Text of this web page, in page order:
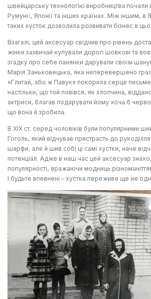
швейцарську технологію виробництва почали
Румунії, Японії та інших країнах. Між іншим, в
таких хусток дозволила розвивати бізнес в
Взагалі, цей аксесуар свідчив про рівень
жінки зазвичай купували дорогі шовкові та
згадку про себе панянки дарували своїм
Марія Заньковецька, яка неперевершено
«Глитай, або ж Павук» покорила серце
настільки, що той повівся, як хлопчина,
актриси, благав подарувати йому хоча б
що вона й зробила.
В ХІХ ст. серед чоловіків були популярними
Гоголь, який відчував пристрасть до
шарфи, але й шив собі ці самі хустки, наче
потенціал. Адже в наш час цей аксесуар
популярності, вражаючи модниць
І будьте впевнені – хустка переживе ще не